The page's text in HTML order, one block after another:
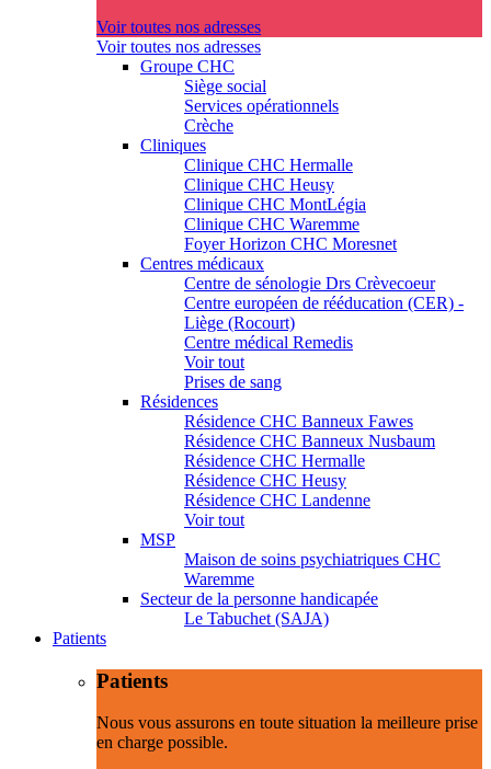
Voir toutes nos adresses
Voir toutes nos adresses
Groupe CHC
Siège social
Services opérationnels
Crèche
Cliniques
Clinique CHC Hermalle
Clinique CHC Heusy
Clinique CHC MontLégia
Clinique CHC Waremme
Foyer Horizon CHC Moresnet
Centres médicaux
Centre de sénologie Drs Crèvecoeur
Centre européen de rééducation (CER) -
Liège (Rocourt)
Centre médical Remedis
Voir tout
Prises de sang
Résidences
Résidence CHC Banneux Fawes
Résidence CHC Banneux Nusbaum
Résidence CHC Hermalle
Résidence CHC Heusy
Résidence CHC Landenne
Voir tout
MSP
Maison de soins psychiatriques CHC
Waremme
Secteur de la personne handicapée
Le Tabuchet (SAJA)
Patients
Patients
Nous vous assurons en toute situation la meilleure prise
en charge possible.